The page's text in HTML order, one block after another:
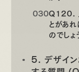
Q120.
とがあ
のでしょ
5. デザイン